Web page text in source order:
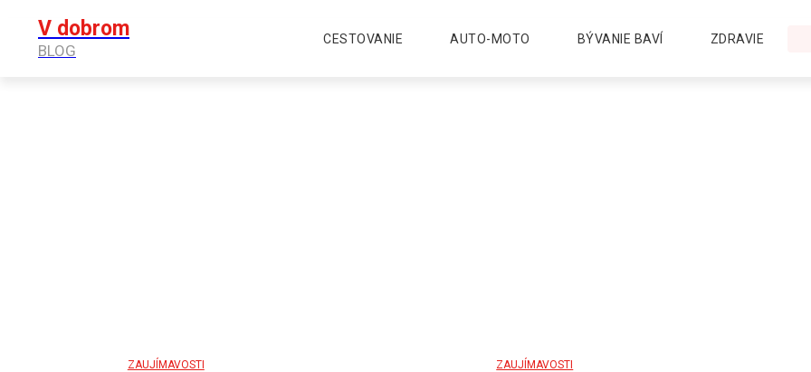
V dobrom
BLOG
CESTOVANIE AUTO-MOTO BÝVANIE BAVÍ ZDRAVIE
ZAUJÍMAVOSTI ZAUJÍMAVOSTI